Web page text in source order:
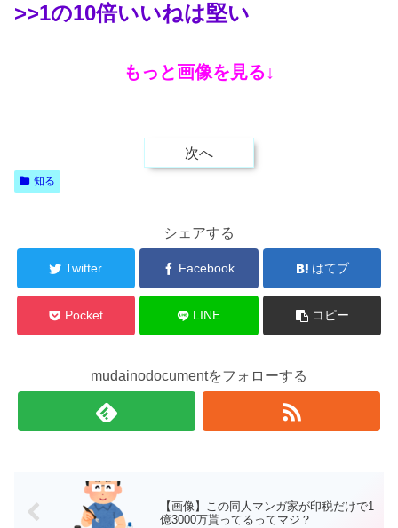
>>1の10倍いいねは堅い
もっと画像を見る↓
次へ
知る
シェアする
Twitter Facebook はてブ
Pocket LINE コピー
mudainodocumentをフォローする
【画像】この同人マンガ家が印税だけで1
億3000万貰ってるってマジ？